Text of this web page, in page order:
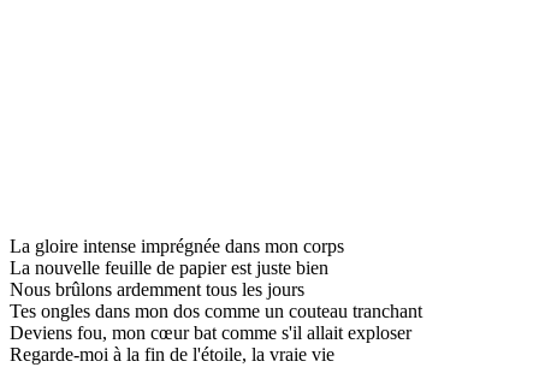
La gloire intense imprégnée dans mon corps
La nouvelle feuille de papier est juste bien
Nous brûlons ardemment tous les jours
Tes ongles dans mon dos comme un couteau tranchant
Deviens fou, mon cœur bat comme s'il allait exploser
Regarde-moi à la fin de l'étoile, la vraie vie